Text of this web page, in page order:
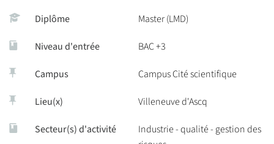
Diplôme Master (LMD)
Niveau d'entrée BAC +3
Campus Campus Cité scientifique
Lieu(x) Villeneuve d'Ascq
Secteur(s) d'activité
Industrie - qualité - gestion des